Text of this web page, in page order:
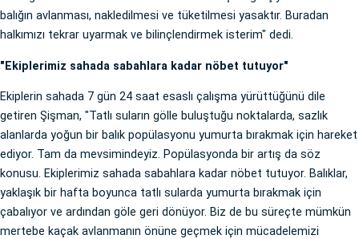
balığın avlanması, nakledilmesi ve tüketilmesi yasaktır. Buradan
halkımızı tekrar uyarmak ve bilinçlendirmek isterim" dedi.
"Ekiplerimiz sahada sabahlara kadar nöbet tutuyor"
Ekiplerin sahada 7 gün 24 saat esaslı çalışma yürüttüğünü dile
getiren Şişman, "Tatlı suların gölle buluştuğu noktalarda, sazlık
alanlarda yoğun bir balık popülasyonu yumurta bırakmak için hareket
ediyor. Tam da mevsimindeyiz. Popülasyonda bir artış da söz
konusu. Ekiplerimiz sahada sabahlara kadar nöbet tutuyor. Balıklar,
yaklaşık bir hafta boyunca tatlı sularda yumurta bırakmak için
çabalıyor ve ardından göle geri dönüyor. Biz de bu süreçte mümkün
mertebe kaçak avlanmanın önüne geçmek için mücadelemizi